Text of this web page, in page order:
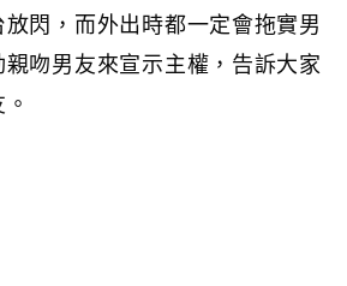
閃，而外出時都一定會拖實男
吻男友來宣示主權，告訴大家